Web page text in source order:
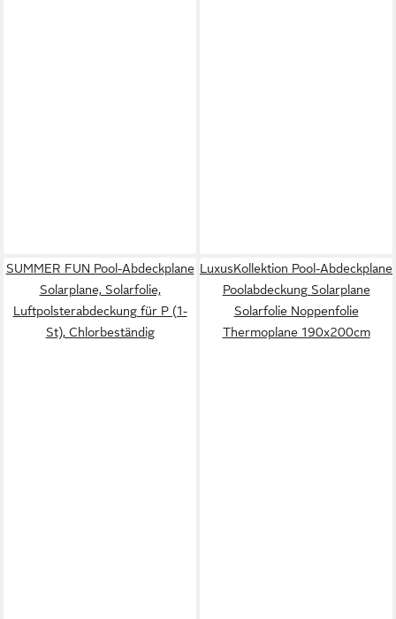
SUMMER FUN Pool-Abdeckplane
Solarplane, Solarfolie,
Luftpolsterabdeckung für P (1-
St), Chlorbeständig
LuxusKollektion Pool-Abdeckplane
Poolabdeckung Solarplane
Solarfolie Noppenfolie
Thermoplane 190x200cm